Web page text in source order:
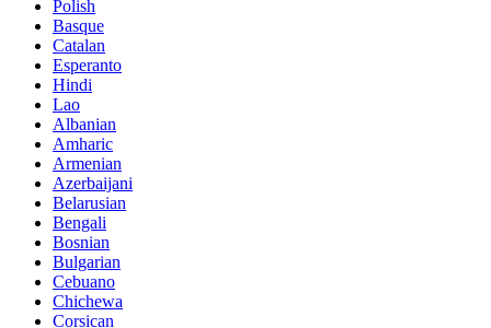
Polish
Basque
Catalan
Esperanto
Hindi
Lao
Albanian
Amharic
Armenian
Azerbaijani
Belarusian
Bengali
Bosnian
Bulgarian
Cebuano
Chichewa
Corsican